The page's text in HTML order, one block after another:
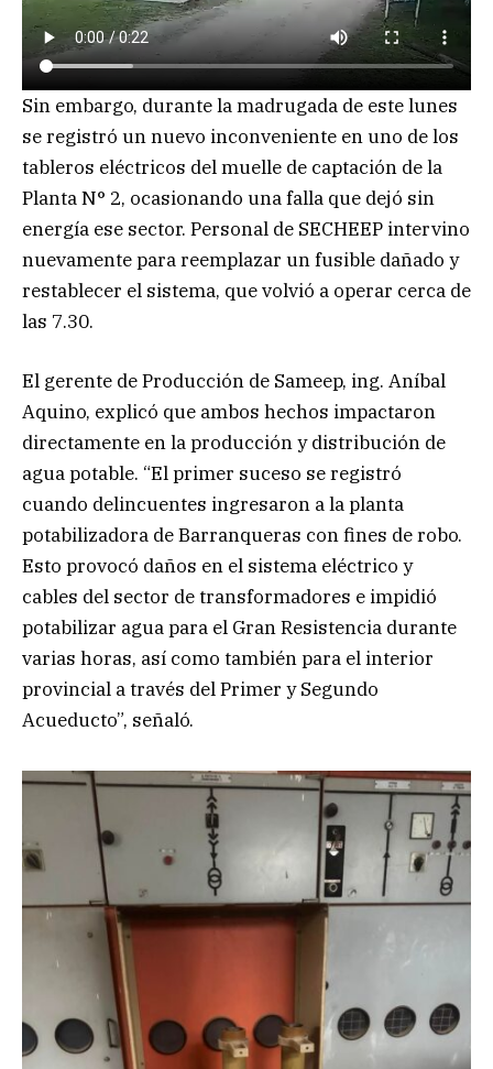
Sin embargo, durante la madrugada de este lunes
se registró un nuevo inconveniente en uno de los
tableros eléctricos del muelle de captación de la
Planta N° 2, ocasionando una falla que dejó sin
energía ese sector. Personal de SECHEEP intervino
nuevamente para reemplazar un fusible dañado y
restablecer el sistema, que volvió a operar cerca de
las 7.30.
El gerente de Producción de Sameep, ing. Aníbal
Aquino, explicó que ambos hechos impactaron
directamente en la producción y distribución de
agua potable. “El primer suceso se registró
cuando delincuentes ingresaron a la planta
potabilizadora de Barranqueras con fines de robo.
Esto provocó daños en el sistema eléctrico y
cables del sector de transformadores e impidió
potabilizar agua para el Gran Resistencia durante
varias horas, así como también para el interior
provincial a través del Primer y Segundo
Acueducto”, señaló.